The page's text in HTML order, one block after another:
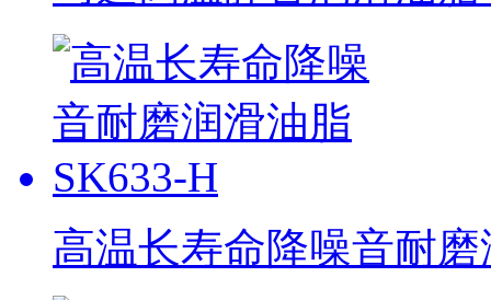
高温长寿命降噪音耐